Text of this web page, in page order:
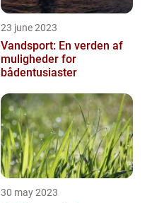
23 june 2023
Vandsport: En verden af
muligheder for
bådentusiaster
30 may 2023